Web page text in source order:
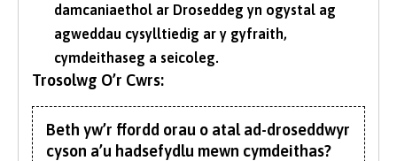
damcaniaethol ar Droseddeg yn ogystal ag
agweddau cysylltiedig ar y gyfraith,
cymdeithaseg a seicoleg.
Trosolwg O’r Cwrs:
Beth yw’r ffordd orau o atal ad-droseddwyr
cyson a’u hadsefydlu mewn cymdeithas?